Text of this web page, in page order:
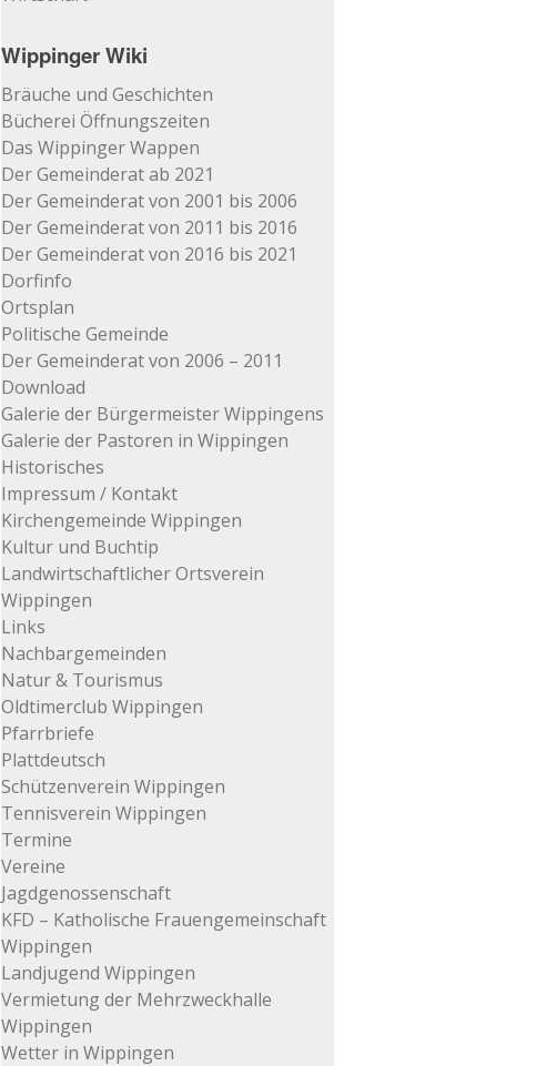
Wippinger Wiki
Bräuche und Geschichten
Bücherei Öffnungszeiten
Das Wippinger Wappen
Der Gemeinderat ab 2021
Der Gemeinderat von 2001 bis 2006
Der Gemeinderat von 2011 bis 2016
Der Gemeinderat von 2016 bis 2021
Dorfinfo
Ortsplan
Politische Gemeinde
Der Gemeinderat von 2006 – 2011
Download
Galerie der Bürgermeister Wippingens
Galerie der Pastoren in Wippingen
Historisches
Impressum / Kontakt
Kirchengemeinde Wippingen
Kultur und Buchtip
Landwirtschaftlicher Ortsverein
Wippingen
Links
Nachbargemeinden
Natur & Tourismus
Oldtimerclub Wippingen
Pfarrbriefe
Plattdeutsch
Schützenverein Wippingen
Tennisverein Wippingen
Termine
Vereine
Jagdgenossenschaft
KFD – Katholische Frauengemeinschaft
Wippingen
Landjugend Wippingen
Vermietung der Mehrzweckhalle
Wippingen
Wetter in Wippingen